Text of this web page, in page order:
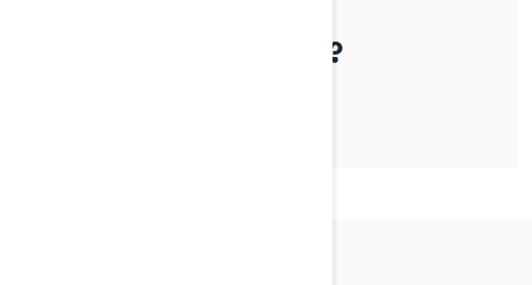
KÄYTTÖOHJEKIRJAN?